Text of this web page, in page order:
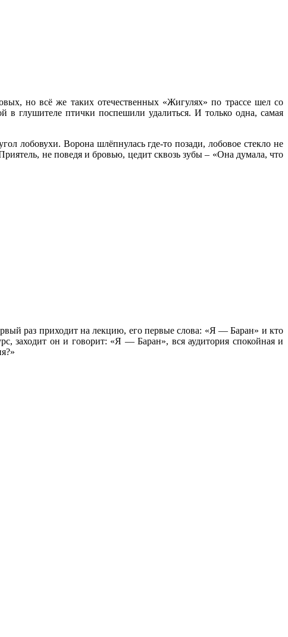
но всё же таких отечественных «Жигулях» по трассе шел со
в глушителе птички поспешили удалиться. И только одна, самая
лобовухи. Ворона шлёпнулась где-то позади, лобовое стекло не
не поведя и бровью, цедит сквозь зубы – «Она думала, что
раз приходит на лекцию, его первые слова: «Я — Баран» и кто
заходит он и говорит: «Я — Баран», вся аудитория спокойная и